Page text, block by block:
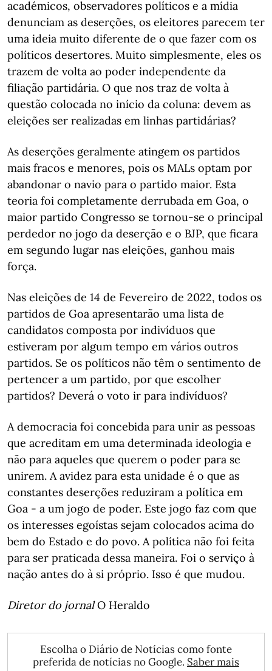
académicos, observadores políticos e a mídia
denunciam as deserções, os eleitores parecem ter
uma ideia muito diferente de o que fazer com os
políticos desertores. Muito simplesmente, eles os
trazem de volta ao poder independente da
filiação partidária. O que nos traz de volta à
questão colocada no início da coluna: devem as
eleições ser realizadas em linhas partidárias?
As deserções geralmente atingem os partidos
mais fracos e menores, pois os MALs optam por
abandonar o navio para o partido maior. Esta
teoria foi completamente derrubada em Goa, o
maior partido Congresso se tornou-se o principal
perdedor no jogo da deserção e o BJP, que ficara
em segundo lugar nas eleições, ganhou mais
força.
Nas eleições de 14 de Fevereiro de 2022, todos os
partidos de Goa apresentarão uma lista de
candidatos composta por indivíduos que
estiveram por algum tempo em vários outros
partidos. Se os políticos não têm o sentimento de
pertencer a um partido, por que escolher
partidos? Deverá o voto ir para indivíduos?
A democracia foi concebida para unir as pessoas
que acreditam em uma determinada ideologia e
não para aqueles que querem o poder para se
unirem. A avidez para esta unidade é o que as
constantes deserções reduziram a política em
Goa - a um jogo de poder. Este jogo faz com que
os interesses egoístas sejam colocados acima do
bem do Estado e do povo. A política não foi feita
para ser praticada dessa maneira. Foi o serviço à
nação antes do à si próprio. Isso é que mudou.
Diretor do jornalO Heraldo
Escolha o Diário de Notícias como fonte
preferida de notícias no Google. Saber mais